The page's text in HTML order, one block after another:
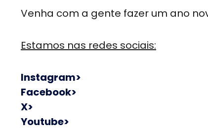
Venha com a gente fazer um ano
Estamos nas redes sociais:
Instagram>
Facebook>
X>
Youtube>